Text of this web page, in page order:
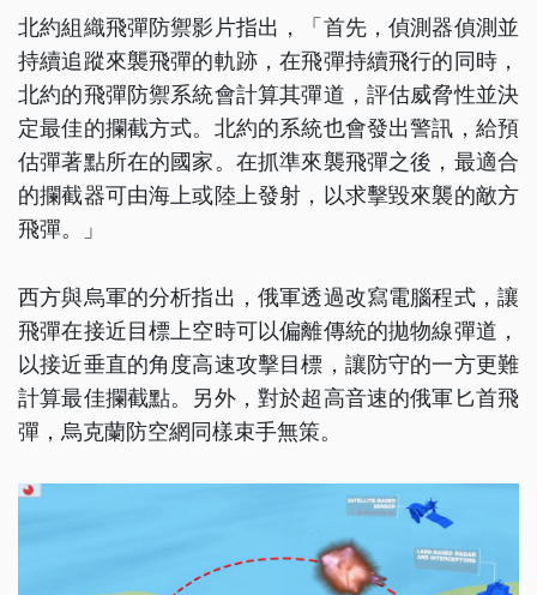
北約組織飛彈防禦影片指出，「首先，偵測器偵測並
持續追蹤來襲飛彈的軌跡，在飛彈持續飛行的同時，
北約的飛彈防禦系統會計算其彈道，評估威脅性並決
定最佳的攔截方式。北約的系統也會發出警訊，給預
估彈著點所在的國家。在抓準來襲飛彈之後，最適合
的攔截器可由海上或陸上發射，以求擊毀來襲的敵方
飛彈。」
西方與烏軍的分析指出，俄軍透過改寫電腦程式，讓
飛彈在接近目標上空時可以偏離傳統的拋物線彈道，
以接近垂直的角度高速攻擊目標，讓防守的一方更難
計算最佳攔截點。另外，對於超高音速的俄軍匕首飛
彈，烏克蘭防空網同樣束手無策。